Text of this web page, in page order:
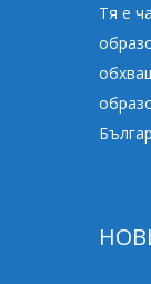
Тя е